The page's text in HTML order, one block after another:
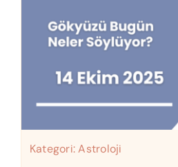
Kategori:Astroloji